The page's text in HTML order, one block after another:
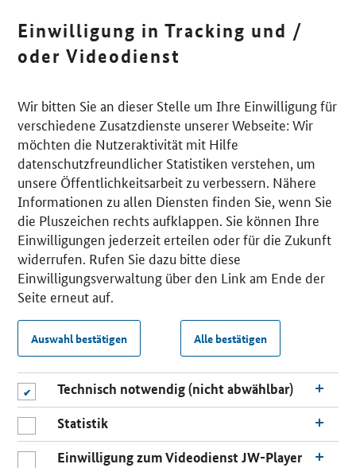
Einwilligung in Tracking und /
oder Videodienst
Wir bitten Sie an dieser Stelle um Ihre Einwilligung für
verschiedene Zusatzdienste unserer Webseite: Wir
möchten die Nutzeraktivität mit Hilfe
datenschutzfreundlicher Statistiken verstehen, um
unsere Öffentlichkeitsarbeit zu verbessern. Nähere
Informationen zu allen Diensten finden Sie, wenn Sie
die Pluszeichen rechts aufklappen. Sie können Ihre
Einwilligungen jederzeit erteilen oder für die Zukunft
widerrufen. Rufen Sie dazu bitte diese
Einwilligungsverwaltung über den Link am Ende der
Seite erneut auf.
Auswahl bestätigen Alle bestätigen
Technisch notwendig (nicht abwählbar)
Statistik
Einwilligung zum Videodienst JW-Player